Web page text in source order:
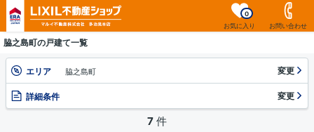
お気に入り
0
お問い合わせ
脇之島町の戸建て一覧
エリア 脇之島町 変更
詳細条件 変更
7 件